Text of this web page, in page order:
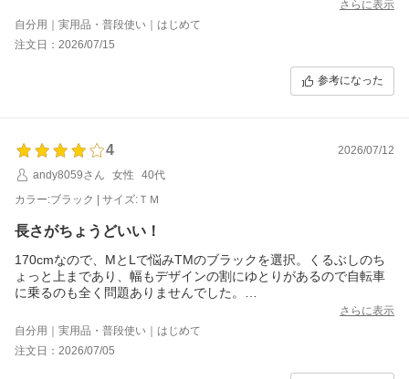
さらに表示
自分用｜実用品・普段使い｜はじめて
注文日：2026/07/15
参考になった
4
2026/07/12
andy8059さん
女性
40代
カラー:ブラック | サイズ:ＴＭ
長さがちょうどいい！
170cmなので、MとLで悩みTMのブラックを選択。くるぶしのち
ょっと上まであり、幅もデザインの割にゆとりがあるので自転車
に乗るのも全く問題ありませんでした。
素材も厚過ぎず薄過ぎず、裏地なしでも問題なく、汗をかいても
ペタっとくっ付く素材でもないので、快適に着ることができまし
軽くて小さく折りたたんでもあまりシワにもならないので旅行に
さらに表示
自分用｜実用品・普段使い｜はじめて
注文日：2026/07/05